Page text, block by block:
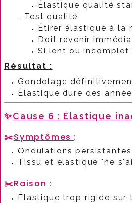
Élastique qualité
Test qualité
Étirer élastique à la
Doit revenir
Si lent ou incomplet
Résultat :
Gondolage
Élastique dure des
✨Cause 6 : Élastique
✂️Symptômes :​
Ondulations persistantes
Tissu et élastique "ne
✂️Raison :​
Élastique trop rigide sur